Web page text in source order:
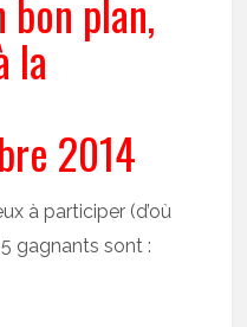
plan,
la
2014
à participer (d’où
gagnants sont :